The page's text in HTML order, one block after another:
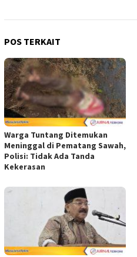
POS TERKAIT
Warga Tuntang Ditemukan
Meninggal di Pematang Sawah,
Polisi: Tidak Ada Tanda
Kekerasan